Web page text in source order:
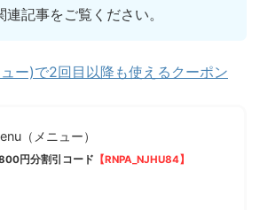
連記事をご覧ください。
ー)で2回目以降も使えるクーポン
（メニュー）
円分割引コード 【RNPA_NJHU84】